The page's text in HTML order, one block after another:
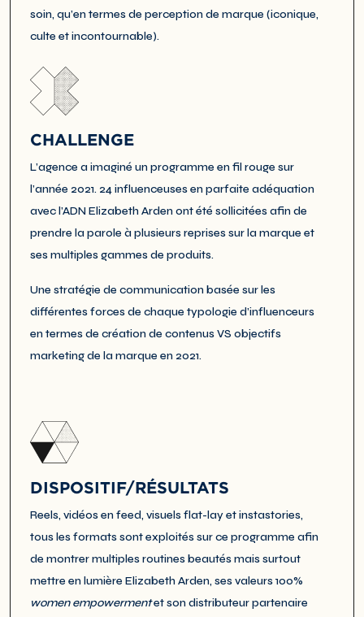
soin, qu’en termes de perception de marque (iconique,
culte et incontournable).
CHALLENGE
L’agence a imaginé un programme en fil rouge sur
l’année 2021. 24 influenceuses en parfaite adéquation
avec l’ADN Elizabeth Arden ont été sollicitées afin de
prendre la parole à plusieurs reprises sur la marque et
ses multiples gammes de produits.
Une stratégie de communication basée sur les
différentes forces de chaque typologie d’influenceurs
en termes de création de contenus VS objectifs
marketing de la marque en 2021.
DISPOSITIF/RÉSULTATS
Reels, vidéos en feed, visuels flat-lay et instastories,
tous les formats sont exploités sur ce programme afin
de montrer multiples routines beautés mais surtout
mettre en lumière Elizabeth Arden, ses valeurs 100%
women empowermentet son distributeur partenaire